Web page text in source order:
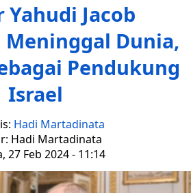
Yahudi Jacob
Dunia,
Pendukung
Israel
Hadi Martadinata
Hadi Martadinata
27 Feb 2024 - 11:14